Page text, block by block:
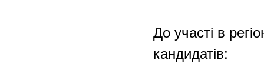
До участі в
кандидатів: